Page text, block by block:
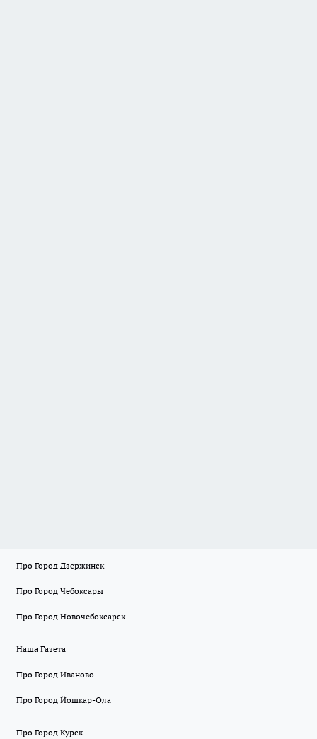
Про Город Дзержинск
Про Город Чебоксары
Про Город Новочебоксарск
Наша Газета
Про Город Иваново
Про Город Йошкар-Ола
Про Город Курск